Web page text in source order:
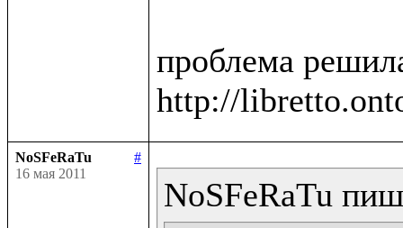
проблема
NoSFeRaTu
#
16 мая 2011